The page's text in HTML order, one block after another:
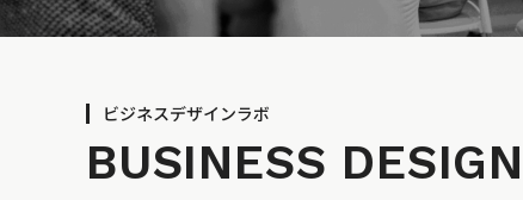
ビジネスデザインラボ
BUSINESS